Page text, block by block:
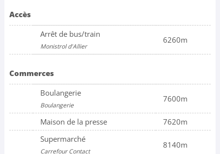
Accès
Arrêt de bus/train
Monistrol d'Allier
6260m
Commerces
Boulangerie
Boulangerie
7600m
Maison de la presse
7620m
Supermarché
Carrefour Contact
8140m